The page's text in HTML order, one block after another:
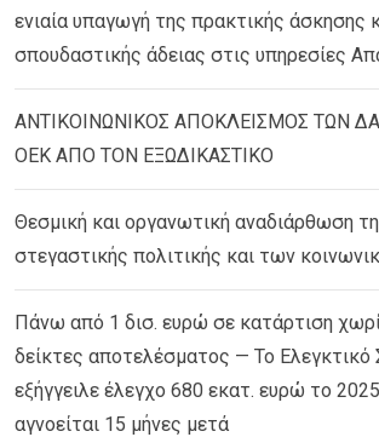
ενιαία υπαγωγή της πρακτικής άσκησης
σπουδαστικής άδειας στις υπηρεσίες
ΑΝΤΙΚΟΙΝΩΝΙΚΟΣ ΑΠΟΚΛΕΙΣΜΟΣ ΤΩΝ
ΟΕΚ ΑΠΟ ΤΟΝ ΕΞΩΔΙΚΑΣΤΙΚΟ
Θεσμική και οργανωτική αναδιάρθωση
στεγαστικής πολιτικής και των
Πάνω από 1 δισ. ευρώ σε κατάρτιση
δείκτες αποτελέσματος — Το Ελεγκτικό
εξήγγειλε έλεγχο 680 εκατ. ευρώ το
αγνοείται 15 μήνες μετά